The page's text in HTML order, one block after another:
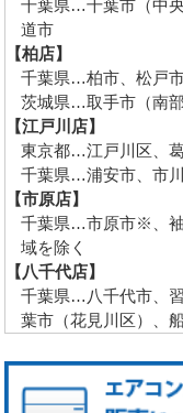
千葉県…千葉市（中
道市
【柏店】
千葉県…柏市、松戸
茨城県…取手市（南部
【江戸川店】
東京都…江戸川区、
千葉県…浦安市、市川
【市原店】
千葉県…市原市※、
域を除く
【八千代店】
千葉県…八千代市、
葉市（花見川区）、